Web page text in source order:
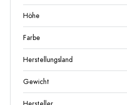
Höhe
Farbe
Herstellungsland
Gewicht